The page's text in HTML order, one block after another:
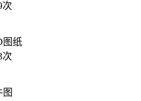
次
图纸
次